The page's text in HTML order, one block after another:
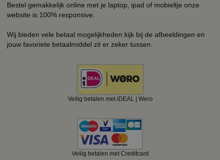
Bestel gemakkelijk online met je laptop, ipad of mobieltje onze
website is 100% responsive.
Wij bieden vele betaal mogelijkheden kijk bij de afbeeldingen en
jouw favoriete betaalmiddel zit er zeker tussen.
Veilig betalen met iDEAL | Wero
Veilig betalen met Creditcard